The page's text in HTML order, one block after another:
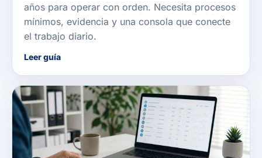
años para operar con orden. Necesita procesos
mínimos, evidencia y una consola que conecte
el trabajo diario.
Leer guía